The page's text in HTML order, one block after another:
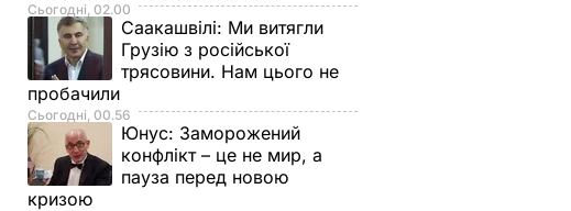
Сьогодні, 02.00
Саакашвілі: Ми витягли
Грузію з російської
трясовини. Нам цього не
пробачили
Сьогодні, 00.56
Юнус: Заморожений
конфлікт – це не мир, а
пауза перед новою
кризою